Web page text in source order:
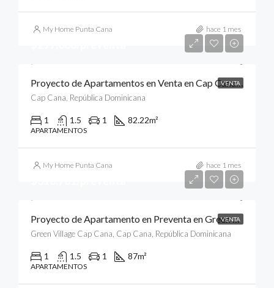
My Home Punta Cana hace 1 mes
VENTAProyecto de Apartamentos en Venta en Cap Cana, Punta Cana
Cap Cana, República Dominicana
1 1.5 1 82.22m²
APARTAMENTOS
My Home Punta Cana hace 1 mes
VENTA
Proyecto de Apartamento en Preventa en Green Village Condos, Cap Cana, Punta Cana
Green Village Cap Cana, Cap Cana, República Dominicana
1 1.5 1 87m²
APARTAMENTOS